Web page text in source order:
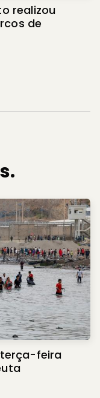
realizou
de
terça-feira